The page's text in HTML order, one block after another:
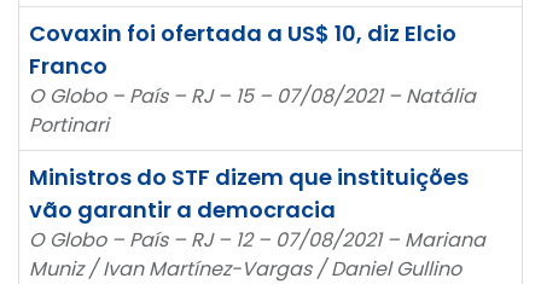
Covaxin foi ofertada a US$ 10, diz Elcio
Franco
O Globo – País – RJ – 15 – 07/08/2021 – Natália
Portinari
Ministros do STF dizem que instituições
vão garantir a democracia
O Globo – País – RJ – 12 – 07/08/2021 – Mariana
Muniz / Ivan Martínez-Vargas / Daniel Gullino